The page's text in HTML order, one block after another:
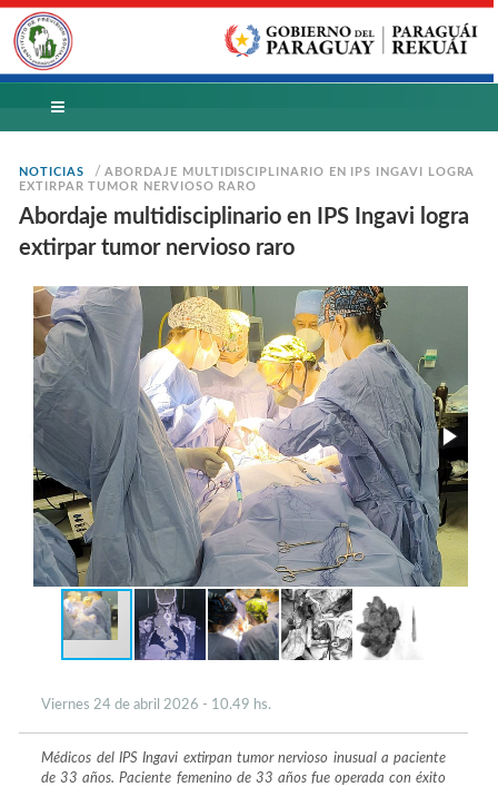
NOTICIAS /ABORDAJE MULTIDISCIPLINARIO EN IPS INGAVI LOGRA
EXTIRPAR TUMOR NERVIOSO RARO
Abordaje multidisciplinario en IPS Ingavi logra
extirpar tumor nervioso raro
Viernes 24 de abril 2026 - 10.49 hs.
Médicos del IPS Ingavi extirpan tumor nervioso inusual a paciente
de 33 años. Paciente femenino de 33 años fue operada con éxito